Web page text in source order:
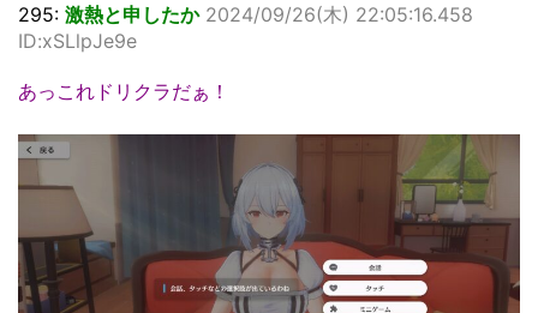
295: 激熱と申したか 2024/09/26(木) 22:05:16.458
ID:xSLlpJe9e
あっこれドリクラだぁ！